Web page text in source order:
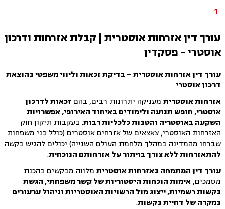
1
עורך דין אזרחות אוסטרית | קבלת אזרחות ודרכון
אוסטרי - פסקדין
עורך דין אזרחות אוסטרית – בדיקת זכאות וליווי משפטי בהוצאת
דרכון אוסטרי
אזרחות אוסטרית מעניקה יתרונות רבים, בהם זכאות לדרכון
אוסטרי, חופש תנועה ולימודים באיחוד האירופי, אפשרויות
השקעה באוסטריה והטבות כלכליות רבות. בעקבות תיקון חוק
האזרחות האוסטרי, צאצאים של אזרחים אוסטרים (כולל בני משפחות
שברחו מהמדינה במהלך מלחמת העולם השנייה) יכולים להגיש בקשה
להתאזרחות ללא צורך בויתור על אזרחותם הנוכחית.
עורך דין המתמחה באזרחות אוסטרית מלווה מבקשים בהכנת
מסמכים,אימות הוכחות היסטוריות של קשר משפחתי, הגשת
בקשות רשמיות, ייצוג מול הרשויות האוסטריות וניהול ערעורים
במקרה של דחיית בקשות.